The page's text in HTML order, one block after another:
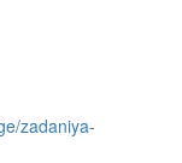
zadaniya-